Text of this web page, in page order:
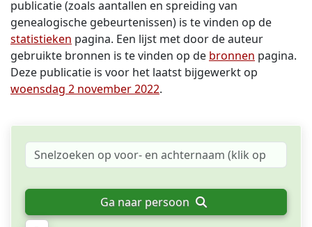
publicatie (zoals aantallen en spreiding van
genealogische gebeurtenissen) is te vinden op de
statistieken pagina. Een lijst met door de auteur
gebruikte bronnen is te vinden op de bronnen pagina.
Deze publicatie is voor het laatst bijgewerkt op
woensdag 2 november 2022.
Ga naar persoon